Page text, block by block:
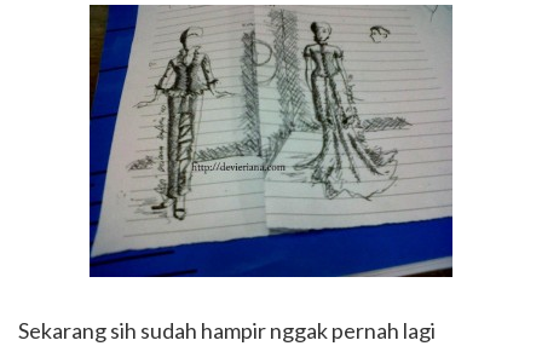
Sekarang sih sudah hampir nggak pernah lagi